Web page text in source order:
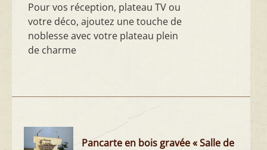
Pour vos réception, plateau TV ou
votre déco, ajoutez une touche de
noblesse avec votre plateau plein
de charme
Pancarte en bois gravée « Salle de